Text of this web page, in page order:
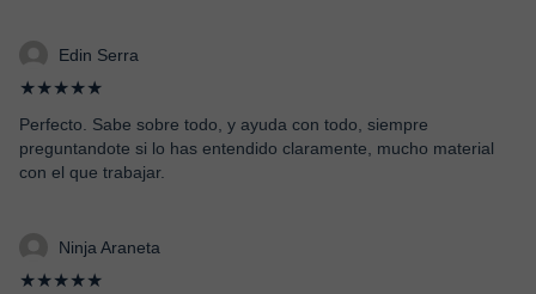
Edin Serra
★★★★★
Perfecto. Sabe sobre todo, y ayuda con todo, siempre
preguntandote si lo has entendido claramente, mucho material
con el que trabajar.
Ninja Araneta
★★★★★